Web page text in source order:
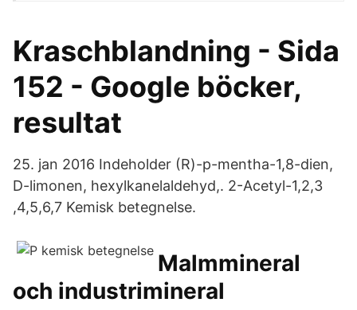
Kraschblandning - Sida
152 - Google böcker,
resultat
25. jan 2016 Indeholder (R)-p-mentha-1,8-dien,
D-limonen, hexylkanelaldehyd,. 2-Acetyl-1,2,3
,4,5,6,7 Kemisk betegnelse.
Malmmineral
och industrimineral